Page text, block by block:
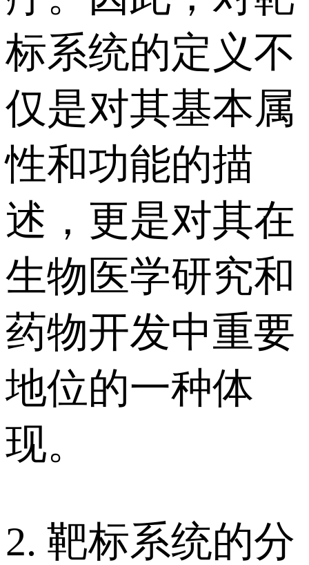
标系统的定义不
仅是对其基本属
性和功能的描
述，更是对其在
生物医学研究和
药物开发中重要
地位的一种体
现。
2. 靶标系统的分